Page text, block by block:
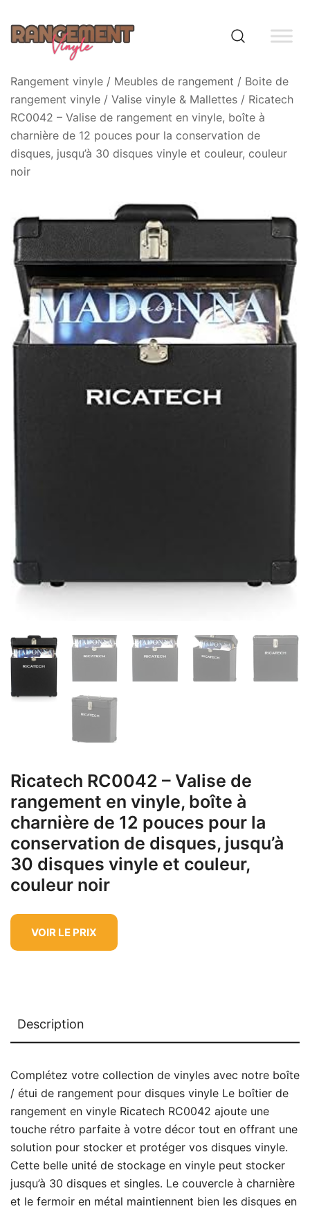
content
Rangement vinyle
Rangement vinyle / Meubles de rangement / Boite de
rangement vinyle / Valise vinyle & Mallettes / Ricatech
RC0042 – Valise de rangement en vinyle, boîte à
charnière de 12 pouces pour la conservation de
disques, jusqu’à 30 disques vinyle et couleur, couleur
noir
Ricatech RC0042 – Valise de
rangement en vinyle, boîte à
charnière de 12 pouces pour la
conservation de disques, jusqu’à
30 disques vinyle et couleur,
couleur noir
VOIR LE PRIX
Description
Complétez votre collection de vinyles avec notre boîte
/ étui de rangement pour disques vinyle Le boîtier de
rangement en vinyle Ricatech RC0042 ajoute une
touche rétro parfaite à votre décor tout en offrant une
solution pour stocker et protéger vos disques vinyle.
Cette belle unité de stockage en vinyle peut stocker
jusqu’à 30 disques et singles. Le couvercle à charnière
et le fermoir en métal maintiennent bien les disques en